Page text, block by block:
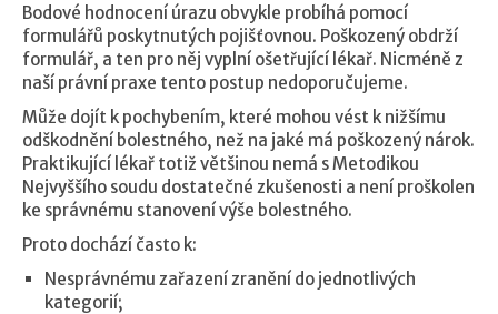
Bodové hodnocení úrazu obvykle probíhá pomocí
formulářů poskytnutých pojišťovnou. Poškozený obdrží
formulář, a ten pro něj vyplní ošetřující lékař. Nicméně z
naší právní praxe tento postup nedoporučujeme.
Může dojít k pochybením, které mohou vést k nižšímu
odškodnění bolestného, než na jaké má poškozený nárok.
Praktikující lékař totiž většinou nemá s Metodikou
Nejvyššího soudu dostatečné zkušenosti a není proškolen
ke správnému stanovení výše bolestného.
Proto dochází často k:
Nesprávnému zařazení zranění do jednotlivých
kategorií;